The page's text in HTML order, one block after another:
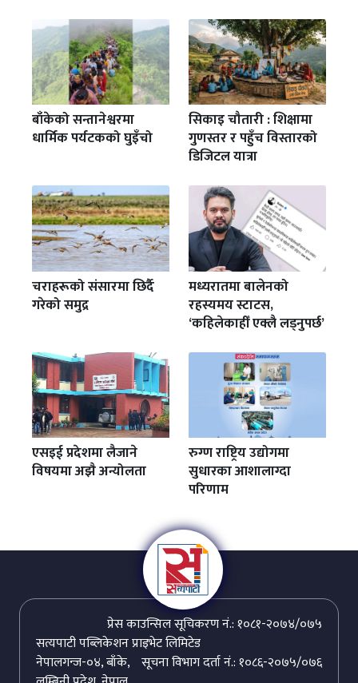
बाँकेको सन्तानेश्वरमा
धार्मिक पर्यटकको घुइँचो
सिकाइ चौतारी : शिक्षामा
गुणस्तर र पहुँच विस्तारको
डिजिटल यात्रा
चराहरूको संसारमा छिर्दै
गरेको समुद्र
मध्यरातमा बालेनको
रहस्यमय स्टाटस,
‘कहिलेकाहीँ एक्लै लड्नुपर्छ’
एसइई प्रदेशमा लैजाने
विषयमा अझै अन्योलता
रुग्ण राष्ट्रिय उद्योगमा
सुधारका आशालाग्दा
परिणाम
प्रेस काउन्सिल सूचिकरण नं.: १०८१-२०७४/०७५
सत्यपाटी पब्लिकेशन प्राइभेट लिमिटेड
सूचना विभाग दर्ता नं.: १०८६-२०७५/०७६
नेपालगन्ज-०४, बाँके,